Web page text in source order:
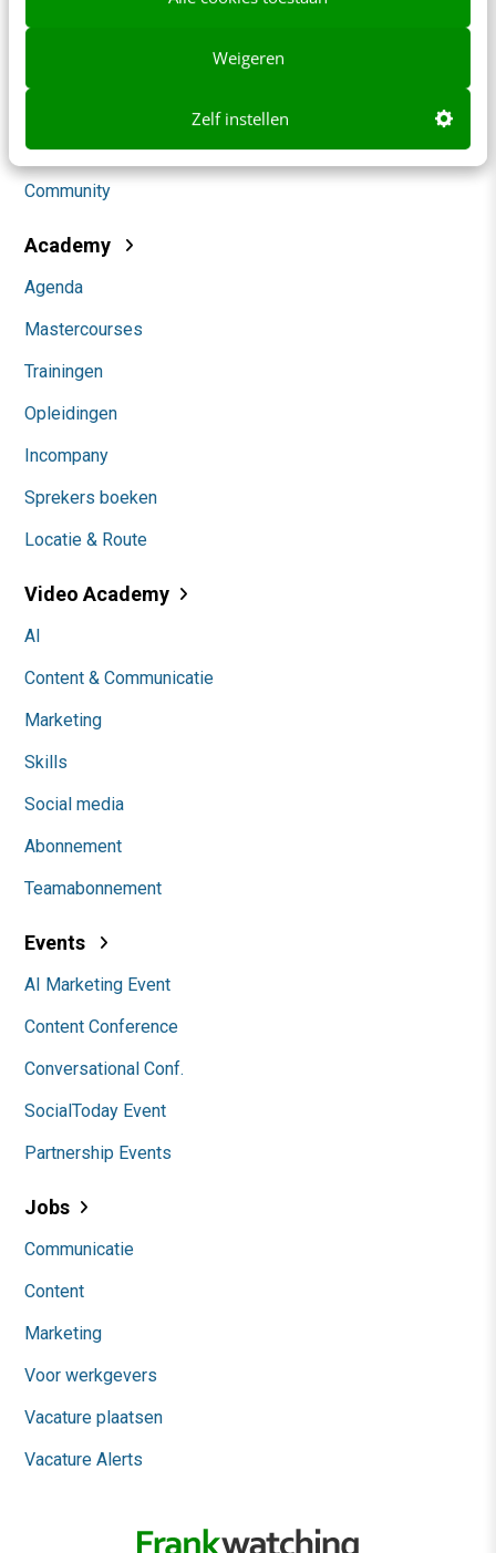
Weigeren
Zelf instellen
Klantcontact & CX
Themanieuwsbrieven
Community
Academy
Agenda
Mastercourses
Trainingen
Opleidingen
Incompany
Sprekers boeken
Locatie & Route
Video Academy
AI
Content & Communicatie
Marketing
Skills
Social media
Abonnement
Teamabonnement
Events
AI Marketing Event
Content Conference
Conversational Conf.
SocialToday Event
Partnership Events
Jobs
Communicatie
Content
Marketing
Voor werkgevers
Vacature plaatsen
Vacature Alerts